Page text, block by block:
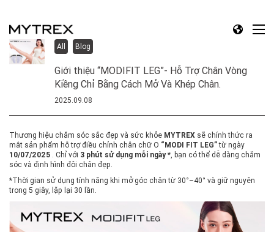
All Blog
Giới thiệu “MODIFIT LEG”- Hỗ Trợ Chân Vòng
Kiềng Chỉ Bằng Cách Mở Và Khép Chân.
2025.09.08
Thương hiệu chăm sóc sắc đẹp và sức khỏe MYTREX sẽ chính thức ra
mắt sản phẩm hỗ trợ điều chỉnh chân chữ O “MODI FIT LEG”từ ngày
10/07/2025 . Chỉ với 3 phút sử dụng mỗi ngày*, bạn có thể dễ dàng chăm
sóc và định hình đôi chân đẹp.
*Thời gian sử dụng tính năng khi mở góc chân từ 30°–40° và giữ nguyên
trong 5 giây, lặp lại 30 lần.